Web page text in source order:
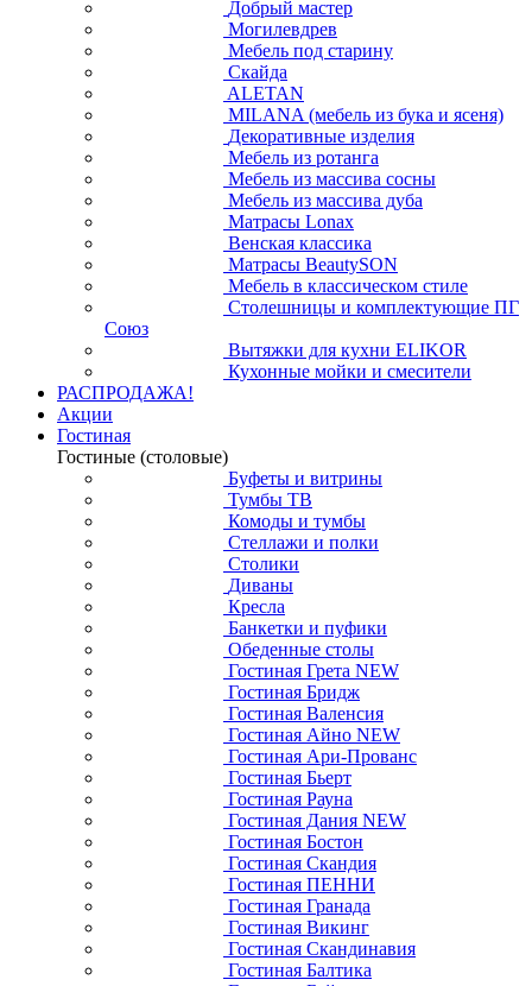
Добрый мастер
Могилевдрев
Мебель под старину
Скайда
ALETAN
MILANA (мебель из бука и ясеня)
Декоративные изделия
Мебель из ротанга
Мебель из массива сосны
Мебель из массива дуба
Матрасы Lonax
Венская классика
Матрасы BeautySON
Мебель в классическом стиле
Столешницы и комплектующие ПГ
Союз
Вытяжки для кухни ELIKOR
Кухонные мойки и смесители
РАСПРОДАЖА!
Акции
Гостиная
Гостиные (столовые)
Буфеты и витрины
Тумбы ТВ
Комоды и тумбы
Стеллажи и полки
Столики
Диваны
Кресла
Банкетки и пуфики
Обеденные столы
Гостиная Грета NEW
Гостиная Бридж
Гостиная Валенсия
Гостиная Айно NEW
Гостиная Ари-Прованс
Гостиная Бьерт
Гостиная Рауна
Гостиная Дания NEW
Гостиная Бостон
Гостиная Скандия
Гостиная ПЕННИ
Гостиная Гранада
Гостиная Викинг
Гостиная Скандинавия
Гостиная Балтика